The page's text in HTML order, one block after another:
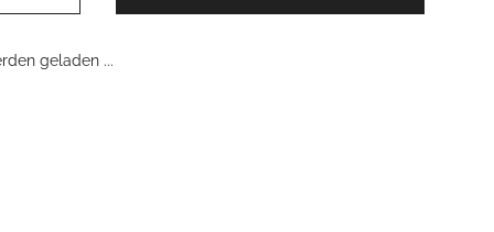
geladen ...